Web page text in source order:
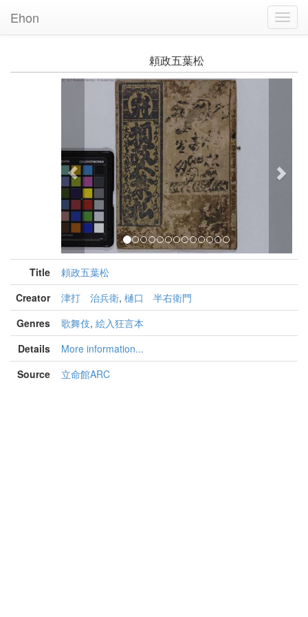
Ehon
頼政五葉松
Previous
Title
頼政五葉松
Creator
津打 治兵衛, 樋口 半右衛門
Genres
歌舞伎, 絵入狂言本
Details
More information...
Source
立命館ARC